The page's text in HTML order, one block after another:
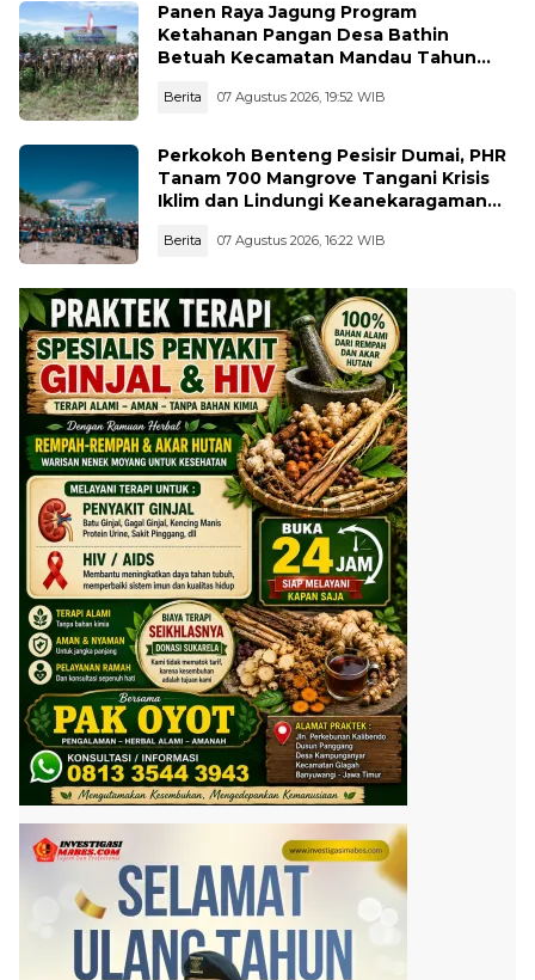
Panen Raya Jagung Program
Ketahanan Pangan Desa Bathin
Betuah Kecamatan Mandau Tahun
Berita 07 Agustus 2026, 19:52 WIB
Perkokoh Benteng Pesisir Dumai, PHR
Tanam 700 Mangrove Tangani Krisis
Iklim dan Lindungi Keanekaragaman
Berita 07 Agustus 2026, 16:22 WIB